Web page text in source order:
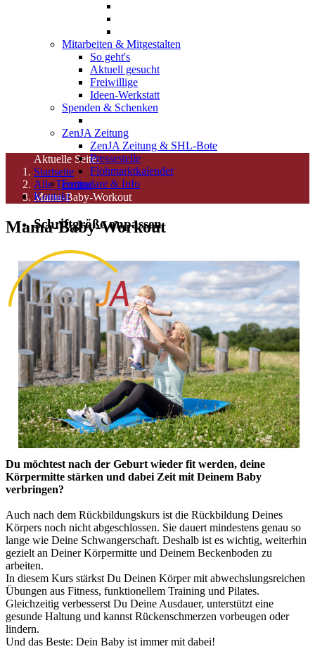
Mitarbeiten & Mitgestalten
So geht's
Aktuell gesucht
Freiwillige
Ideen-Werkstatt
Spenden & Schenken
ZenJA Zeitung
ZenJA Zeitung & SHL-Bote
Pressestelle
Flohmarktkalender
Formulare & Info
Kontakt
Schriftgröße anpassen
Aktuelle Seite:
Startseite
Alle Termine
Mama-Baby-Workout
Mama-Baby-Workout
Du möchtest nach der Geburt wieder fit werden, deine
Körpermitte stärken und dabei Zeit mit Deinem Baby
verbringen?
Auch nach dem Rückbildungskurs ist die Rückbildung Deines
Körpers noch nicht abgeschlossen. Sie dauert mindestens genau so
lange wie Deine Schwangerschaft. Deshalb ist es wichtig, weiterhin
gezielt an Deiner Körpermitte und Deinem Beckenboden zu
arbeiten.
In diesem Kurs stärkst Du Deinen Körper mit abwechslungsreichen
Übungen aus Fitness, funktionellem Training und Pilates.
Gleichzeitig verbesserst Du Deine Ausdauer, unterstützt eine
gesunde Haltung und kannst Rückenschmerzen vorbeugen oder
lindern.
Und das Beste: Dein Baby ist immer mit dabei!